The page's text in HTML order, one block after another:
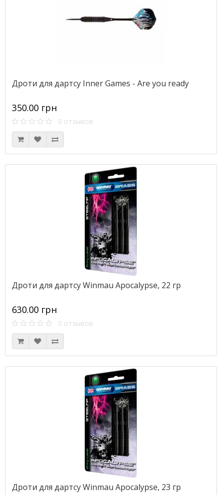
Дроти для дартсу Inner Games - Are you ready
350.00 грн
0 отзывов
Дроти для дартсу Winmau Apocalypse, 22 гр
630.00 грн
0 отзывов
Дроти для дартсу Winmau Apocalypse, 23 гр